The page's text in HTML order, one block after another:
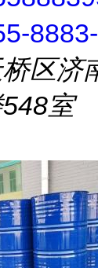
区济
室